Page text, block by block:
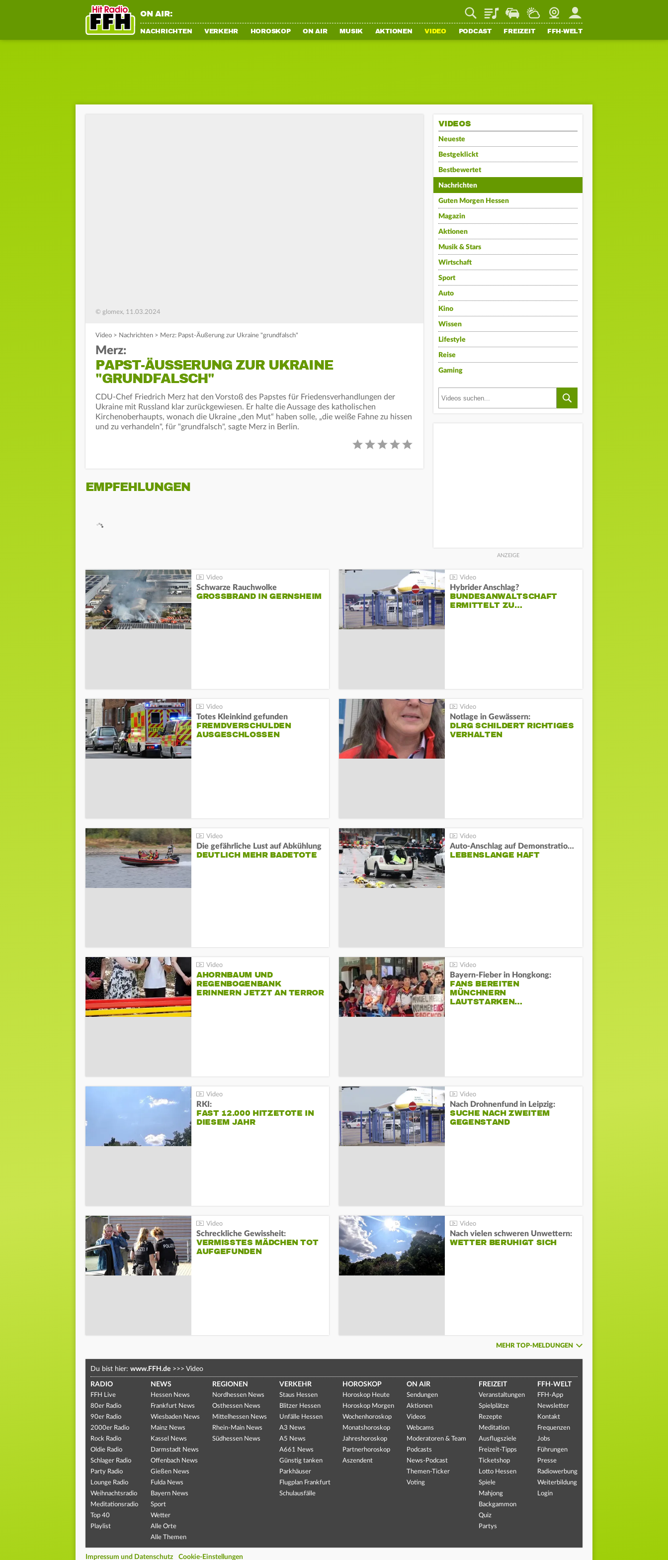
ON AIR: PlaylistStaupilotWetterWebcamMein FFH
NACHRICHTEN VERKEHR HOROSKOP ON AIR MUSIK AKTIONEN VIDEO PODCAST FREIZEIT FFH-WELT
© glomex, 11.03.2024
Video > Nachrichten > Merz: Papst-Äußerung zur Ukraine "grundfalsch"
Merz:
PAPST-ÄUSSERUNG ZUR UKRAINE "
GRUNDFALSCH"
CDU-Chef Friedrich Merz hat den Vorstoß des Papstes für Friedensverhandlungen der
Ukraine mit Russland klar zurückgewiesen. Er halte die Aussage des katholischen
Kirchenoberhaupts, wonach die Ukraine „den Mut“ haben solle, „die weiße Fahne zu hissen
und zu verhandeln", für "grundfalsch", sagte Merz in Berlin.
EMPFEHLUNGEN
VIDEOS
Neueste
Bestgeklickt
Bestbewertet
Nachrichten
Guten Morgen Hessen
Magazin
Aktionen
Musik & Stars
Wirtschaft
Sport
Auto
Kino
Wissen
Lifestyle
Reise
Gaming
Schwarze Rauchwolke
GROSSBRAND IN GERNSHEIM
Hybrider Anschlag?
BUNDESANWALTSCHAFT
ERMITTELT ZU…
Totes Kleinkind gefunden
FREMDVERSCHULDEN
AUSGESCHLOSSEN
Notlage in Gewässern:
DLRG SCHILDERT RICHTIGES
VERHALTEN
Die gefährliche Lust auf Abkühlung
DEUTLICH MEHR BADETOTE
Auto-Anschlag auf Demonstration in München:
LEBENSLANGE HAFT
AHORNBAUM UND
REGENBOGENBANK
ERINNERN JETZT AN TERROR
Bayern-Fieber in Hongkong:
FANS BEREITEN
MÜNCHNERN
LAUTSTARKEN…
RKI:
FAST 12.000 HITZETOTE IN
DIESEM JAHR
Nach Drohnenfund in Leipzig:
SUCHE NACH ZWEITEM
GEGENSTAND
Schreckliche Gewissheit:
VERMISSTES MÄDCHEN TOT
AUFGEFUNDEN
Nach vielen schweren Unwettern:
WETTER BERUHIGT SICH
MEHR TOP-MELDUNGEN
Du bist hier: www.FFH.de >>> Video
RADIO
FFH Live
80er Radio
90er Radio
2000er Radio
Rock Radio
Oldie Radio
Schlager Radio
Party Radio
Lounge Radio
Weihnachtsradio
Meditationsradio
Top 40
Playlist
NEWS
Hessen News
Frankfurt News
Wiesbaden News
Mainz News
Kassel News
Darmstadt News
Offenbach News
Gießen News
Fulda News
Bayern News
Sport
Wetter
Alle Orte
Alle Themen
REGIONEN
Nordhessen News
Osthessen News
Mittelhessen News
Rhein-Main News
Südhessen News
VERKEHR
Staus Hessen
Blitzer Hessen
Unfälle Hessen
A3 News
A5 News
A661 News
Günstig tanken
Parkhäuser
Flugplan Frankfurt
Schulausfälle
HOROSKOP
Horoskop Heute
Horoskop Morgen
Wochenhoroskop
Monatshoroskop
Jahreshoroskop
Partnerhoroskop
Aszendent
ON AIR
Sendungen
Aktionen
Videos
Webcams
Moderatoren & Team
Podcasts
News-Podcast
Themen-Ticker
Voting
FREIZEIT
Veranstaltungen
Spielplätze
Rezepte
Meditation
Ausflugsziele
Freizeit-Tipps
Ticketshop
Lotto Hessen
Spiele
Mahjong
Backgammon
Quiz
Partys
FFH-WELT
FFH-App
Newsletter
Kontakt
Frequenzen
Jobs
Führungen
Presse
Radiowerbung
Weiterbildung
Login
Impressum und Datenschutz Cookie-Einstellungen